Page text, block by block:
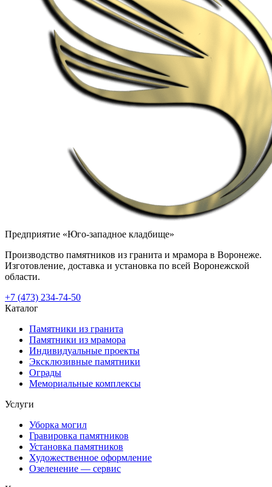
Предприятие «Юго-западное кладбище»
Производство памятников из гранита и мрамора в Воронеже.
Изготовление, доставка и установка по всей Воронежской
области.
+7 (473) 234-74-50
Каталог
Памятники из гранита
Памятники из мрамора
Индивидуальные проекты
Эксклюзивные памятники
Ограды
Мемориальные комплексы
Услуги
Уборка могил
Гравировка памятников
Установка памятников
Художественное оформление
Озеленение — сервис